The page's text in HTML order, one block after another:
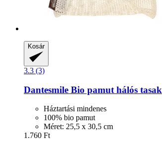
Kosár
3.3 (3)
Dantesmile Bio pamut hálós tasak
Háztartási mindenes
100% bio pamut
Méret: 25,5 x 30,5 cm
1.760 Ft